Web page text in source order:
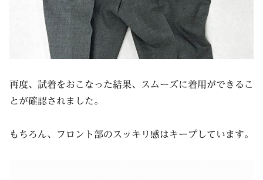
再度、試着をおこなった結果、スムーズに着用ができるこ
とが確認されました。
もちろん、フロント部のスッキリ感はキープしています。